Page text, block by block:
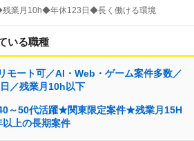
業月10h◆年休123日◆長く働ける環境
いる職種
モート可／AI・Web・ゲーム案件多数／
／残業月10h以下
～50代活躍★関東限定案件★残業月15H
上の長期案件